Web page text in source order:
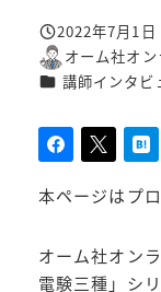
投稿日
2022年7月1日
著
者
オーム社オ
カテゴリー
講師インタビ
本ページはプ
オーム社オン
電験三種」シ